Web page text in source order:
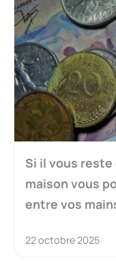
Si il vous reste
maison vous
entre vos
22 octobre 2025